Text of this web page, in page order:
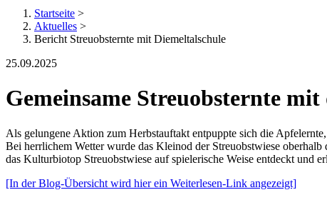
Startseite >
Aktuelles >
Bericht Streuobsternte mit Diemeltalschule
25.09.2025
Gemeinsame Streuobsternte
Als gelungene Aktion zum Herbstauftakt entpuppte sich die
Bei herrlichem Wetter wurde das Kleinod der Streuobstwiese
das Kulturbiotop Streuobstwiese auf spielerische Weise entdeckt und
[In der Blog-Übersicht wird hier ein Weiterlesen-Link angezeigt]